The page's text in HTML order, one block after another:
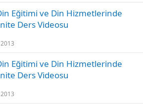
Eğitimi ve Din Hizmetlerinde
Ders Videosu
Eğitimi ve Din Hizmetlerinde
Ders Videosu